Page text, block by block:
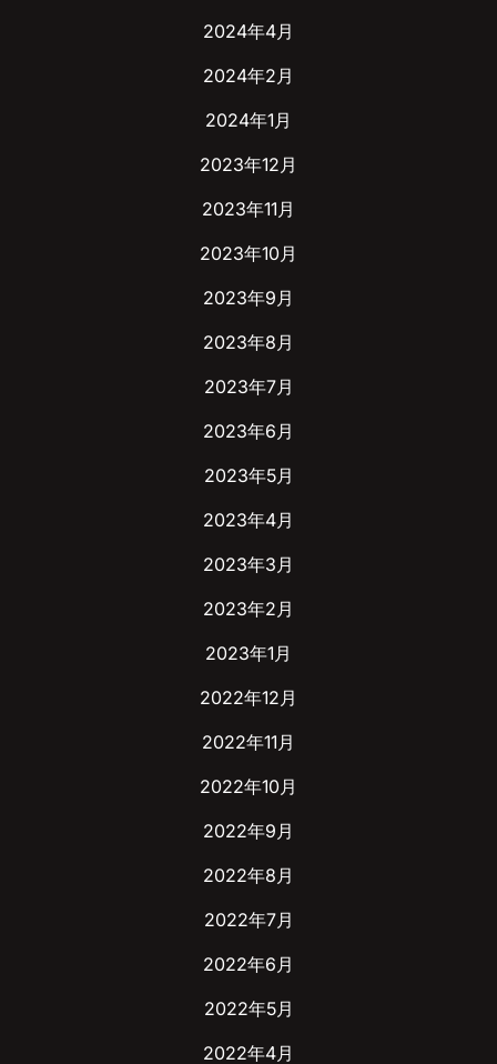
2024年4月
2024年2月
2024年1月
2023年12月
2023年11月
2023年10月
2023年9月
2023年8月
2023年7月
2023年6月
2023年5月
2023年4月
2023年3月
2023年2月
2023年1月
2022年12月
2022年11月
2022年10月
2022年9月
2022年8月
2022年7月
2022年6月
2022年5月
2022年4月